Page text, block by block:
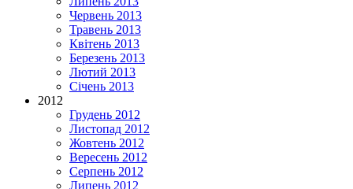
Червень 2013
Травень 2013
Квітень 2013
Березень 2013
Лютий 2013
Січень 2013
2012
Грудень 2012
Листопад 2012
Жовтень 2012
Вересень 2012
Серпень 2012
Липень 2012